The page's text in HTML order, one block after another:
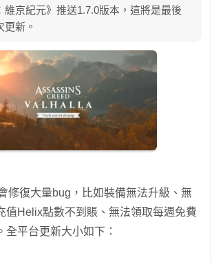
維京紀元》推送1.7.0版本，這將是最後
更新。
修復大量bug，比如裝備無法升級、無
值Helix點數不到賬、無法領取每週免費
全平台更新大小如下：